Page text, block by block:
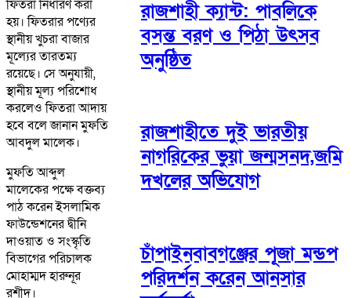
ফিতরা নির্ধারণ করা
হয়। ফিতরার পণ্যের
স্থানীয় খুচরা বাজার
মূল্যের তারতম্য
রয়েছে। সে অনুযায়ী,
স্থানীয় মূল্য পরিশোধ
করলেও ফিতরা আদায়
হবে বলে জানান মুফতি
আবদুল মালেক।
মুফতি আব্দুল
মালেকের পক্ষে বক্তব্য
পাঠ করেন ইসলামিক
ফাউন্ডেশনের দ্বীনি
দাওয়াত ও সংস্কৃতি
বিভাগের পরিচালক
মোহাম্মদ হারুনূর
রশীদ।
রাজশাহী ক্যান্ট: পাবলিকে
বসন্ত বরণ ও পিঠা উৎসব
অনুষ্ঠিত
রাজশাহীতে দুই ভারতীয়
নাগরিকের ভুয়া জন্মসনদ,জমি
দখলের অভিযোগ
চাঁপাইনবাবগঞ্জের পূজা মন্ডপ
পরিদর্শন করেন আনসার